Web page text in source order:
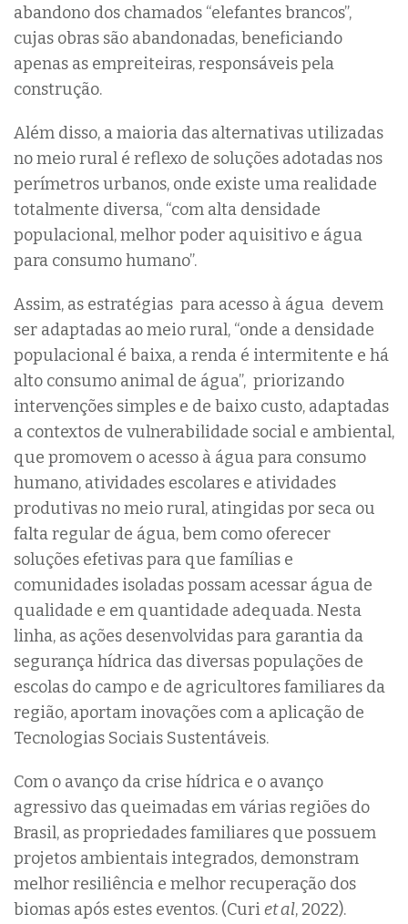
abandono dos chamados “elefantes brancos”,
cujas obras são abandonadas, beneficiando
apenas as empreiteiras, responsáveis pela
construção.
Além disso, a maioria das alternativas utilizadas
no meio rural é reflexo de soluções adotadas nos
perímetros urbanos, onde existe uma realidade
totalmente diversa, “com alta densidade
populacional, melhor poder aquisitivo e água
para consumo humano”.
Assim, as estratégias para acesso à água devem
ser adaptadas ao meio rural, “onde a densidade
populacional é baixa, a renda é intermitente e há
alto consumo animal de água”, priorizando
intervenções simples e de baixo custo, adaptadas
a contextos de vulnerabilidade social e ambiental,
que promovem o acesso à água para consumo
humano, atividades escolares e atividades
produtivas no meio rural, atingidas por seca ou
falta regular de água, bem como oferecer
soluções efetivas para que famílias e
comunidades isoladas possam acessar água de
qualidade e em quantidade adequada. Nesta
linha, as ações desenvolvidas para garantia da
segurança hídrica das diversas populações de
escolas do campo e de agricultores familiares da
região, aportam inovações com a aplicação de
Tecnologias Sociais Sustentáveis.
Com o avanço da crise hídrica e o avanço
agressivo das queimadas em várias regiões do
Brasil, as propriedades familiares que possuem
projetos ambientais integrados, demonstram
melhor resiliência e melhor recuperação dos
biomas após estes eventos. (Curiet al, 2022).